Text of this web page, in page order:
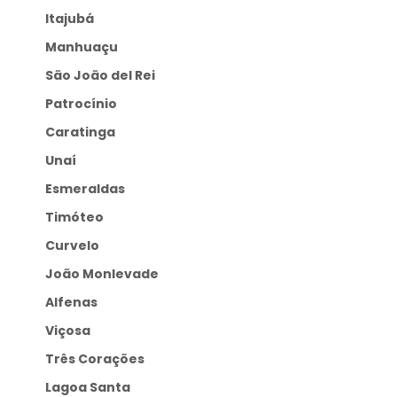
Itajubá
Manhuaçu
São João del Rei
Patrocínio
Caratinga
Unaí
Esmeraldas
Timóteo
Curvelo
João Monlevade
Alfenas
Viçosa
Três Corações
Lagoa Santa